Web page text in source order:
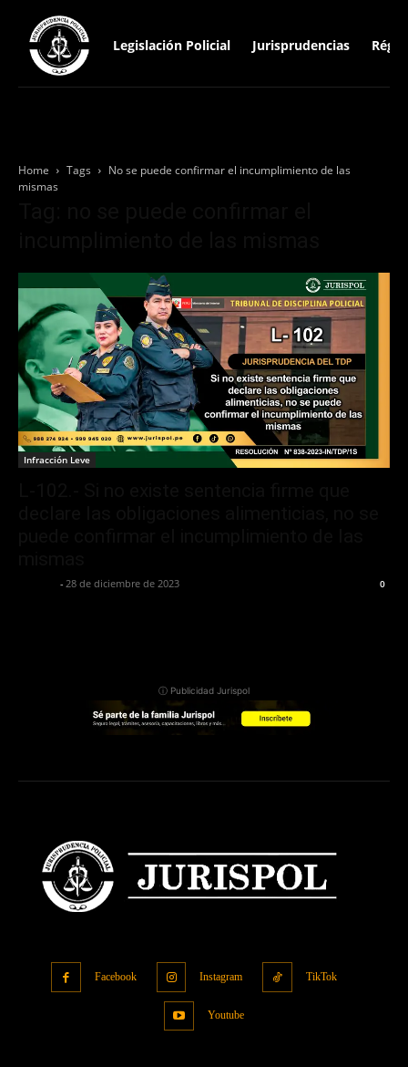
Legislación Policial Jurisprudencias
Home Tags
No se puede confirmar el incumplimiento de las
mismas
Infracción Leve
- 28 de diciembre de 2023 0
ⓘ Publicidad Jurispol
Facebook Instagram TikTok
Youtube